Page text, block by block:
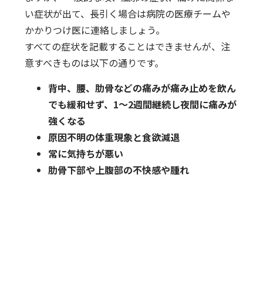
い症状が出て、長引く場合は病院の医療チームや
かかりつけ医に連絡しましょう。
すべての症状を記載することはできませんが、注
意すべきものは以下の通りです。
背中、腰、肋骨などの痛みが痛み止めを飲ん
でも緩和せず、1〜2週間継続し夜間に痛みが
強くなる
原因不明の体重現象と食欲減退
常に気持ちが悪い
肋骨下部や上腹部の不快感や腫れ